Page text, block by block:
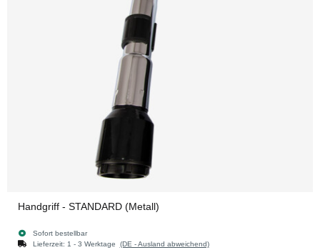
Handgriff - STANDARD (Metall)
Sofort bestellbar
Lieferzeit: 1 - 3 Werktage (DE - Ausland abweichend)